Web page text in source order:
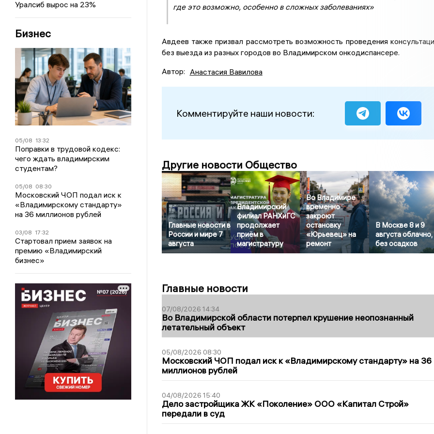
Уралсиб вырос на 23%
Бизнес
05/08 13:32
Поправки в трудовой кодекс:
чего ждать владимирским
студентам?
05/08 08:30
Московский ЧОП подал иск к
«Владимирскому стандарту»
на 36 миллионов рублей
03/08 17:32
Стартовал прием заявок на
премию «Владимирский
бизнес»
где это возможно, особенно в сложных заболеваниях»
Авдеев также призвал рассмотреть возможность проведения
без выезда из разных городов во Владимирском онкодиспансере.
Автор: Анастасия Вавилова
Комментируйте наши новости:
Другие новости Общество
Главные новости в
России и мире 7
августа
Владимирский
филиал РАНХиГС
продолжает
приём в
магистратуру
Во Владимире
временно
закроют
остановку
«Юрьевец» на
ремонт
В Москве 8 и 9
августа облачно,
без осадков
Главные новости
07/08/2026 14:34
Во Владимирской области потерпел крушение неопознанный
летательный объект
05/08/2026 08:30
Московский ЧОП подал иск к «Владимирскому стандарту» на 36
миллионов рублей
04/08/2026 15:40
Дело застройщика ЖК «Поколение» ООО «Капитал Строй»
передали в суд